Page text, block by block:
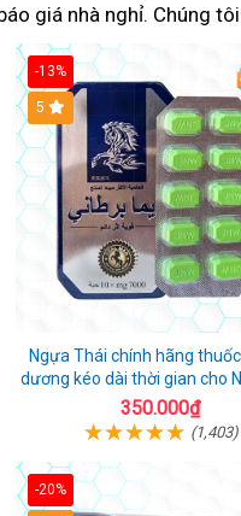
giá nhà nghỉlắp
đặt
. Chúng
-13%
Hot
5
Ngựa Thái chính hãng
dương kéo dài thời gian cho
10 viên
350.000₫
(1,403)
-20%